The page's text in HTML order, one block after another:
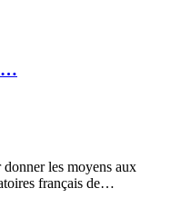
les moyens aux
français de…